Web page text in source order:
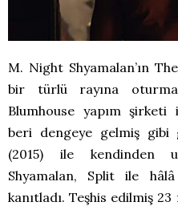
M. Night Shyamalan’ın
bir türlü rayına
Blumhouse yapım şirketi
beri dengeye gelmiş gibi
(2015) ile kendinden
Shyamalan, Split ile
kanıtladı. Teşhis edilmiş